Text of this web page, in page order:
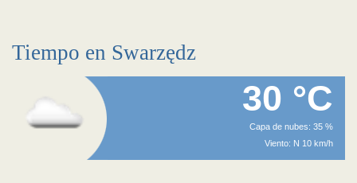
Tiempo en Swarzędz
30 °C
Capa de nubes: 35 %
Viento: N 10 km/h